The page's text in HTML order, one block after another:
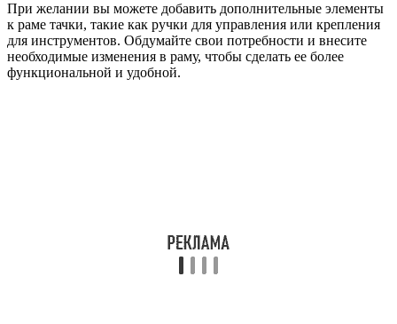
При желании вы можете добавить дополнительные элементы
к раме тачки, такие как ручки для управления или крепления
для инструментов. Обдумайте свои потребности и внесите
необходимые изменения в раму, чтобы сделать ее более
функциональной и удобной.